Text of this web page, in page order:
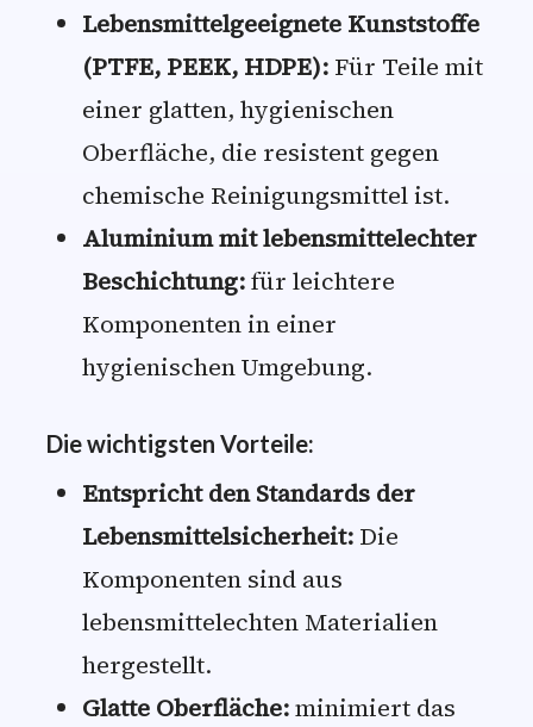
Lebensmittelgeeignete Kunststoffe
(PTFE, PEEK, HDPE):Für Teile mit
einer glatten, hygienischen
Oberfläche, die resistent gegen
chemische Reinigungsmittel ist.
Aluminium mit lebensmittelechter
Beschichtung:für leichtere
Komponenten in einer
hygienischen Umgebung.
Die wichtigsten Vorteile:
Entspricht den Standards der
Lebensmittelsicherheit:Die
Komponenten sind aus
lebensmittelechten Materialien
hergestellt.
Glatte Oberfläche:minimiert das